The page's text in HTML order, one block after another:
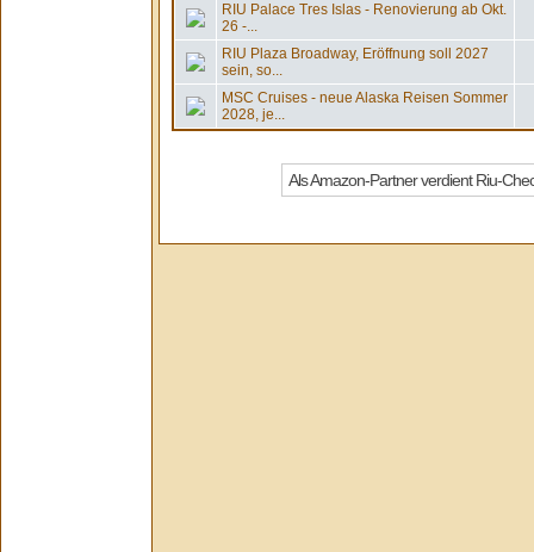
RIU Palace Tres Islas - Renovierung ab Okt.
26 -...
RIU Plaza Broadway, Eröffnung soll 2027
sein, so...
MSC Cruises - neue Alaska Reisen Sommer
2028, je...